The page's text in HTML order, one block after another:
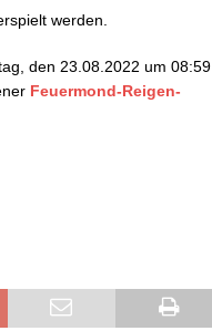
werden.
den 23.08.2022 um 08:59
Feuermond-Reigen-